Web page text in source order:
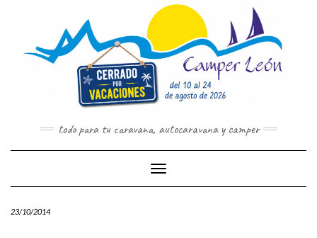
todo para tu caravana, autocaravana y camper
Cambiar modo de navegación
23/10/2014